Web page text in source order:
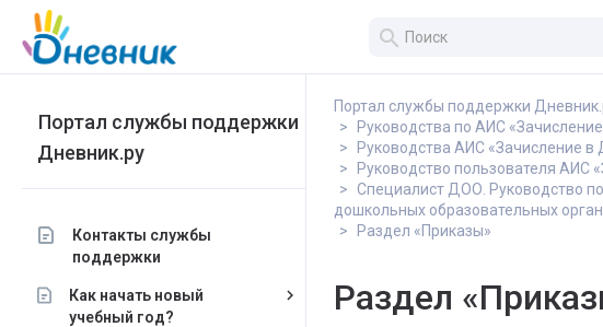
search
Портал службы поддержки
Дневник.ру
Контакты службы
поддержки
Как начать новый
учебный год?
keyboard_arrow_right
Портал службы поддержки
Руководства по АИС
Руководства АИС «Зачисление
Руководство пользователя АИС
Специалист ДОО. Руководство
дошкольных образовательных
Раздел «Приказы»
Раздел